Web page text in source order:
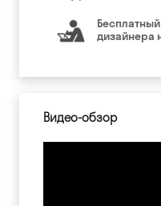
дизайнера
Видео-обзор